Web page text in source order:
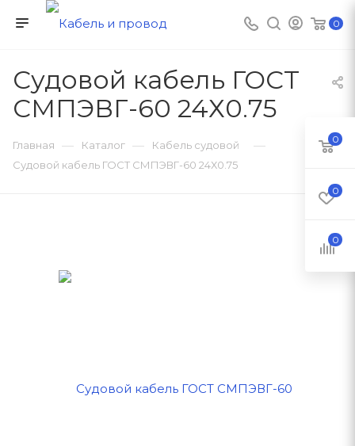
0
Судовой кабель ГОСТ
СМПЭВГ-60 24Х0.75
Главная — Каталог — Кабель судовой —
Судовой кабель ГОСТ СМПЭВГ-60 24Х0.75
0
0
0